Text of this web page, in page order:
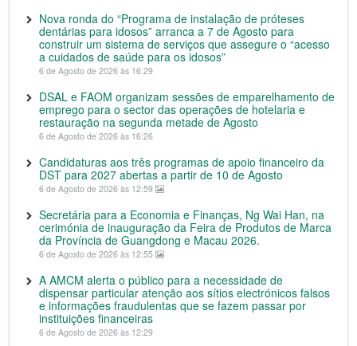
Nova ronda do “Programa de instalação de próteses
dentárias para idosos” arranca a 7 de Agosto para
construir um sistema de serviços que assegure o “acesso
a cuidados de saúde para os idosos”
6 de Agosto de 2026 às 16:29
DSAL e FAOM organizam sessões de emparelhamento de
emprego para o sector das operações de hotelaria e
restauração na segunda metade de Agosto
6 de Agosto de 2026 às 16:26
Candidaturas aos três programas de apoio financeiro da
DST para 2027 abertas a partir de 10 de Agosto
6 de Agosto de 2026 às 12:59
Secretária para a Economia e Finanças, Ng Wai Han, na
cerimónia de inauguração da Feira de Produtos de Marca
da Província de Guangdong e Macau 2026.
6 de Agosto de 2026 às 12:55
A AMCM alerta o público para a necessidade de
dispensar particular atenção aos sítios electrónicos falsos
e informações fraudulentas que se fazem passar por
instituições financeiras
6 de Agosto de 2026 às 12:29